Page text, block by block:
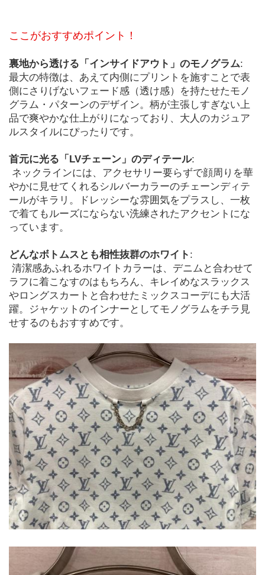
ここがおすすめポイント！
裏地から透ける「インサイドアウト」のモノグラム:
最大の特徴は、あえて内側にプリントを施すことで表
側にさりげないフェード感（透け感）を持たせたモノ
グラム・パターンのデザイン。柄が主張しすぎない上
品で爽やかな仕上がりになっており、大人のカジュア
ルスタイルにぴったりです。
首元に光る「LVチェーン」のディテール:
やかに見せてくれるシルバーカラーのチェーンディテ
ールがキラリ。ドレッシーな雰囲気をプラスし、一枚
で着てもルーズにならない洗練されたアクセントにな
っています。
どんなボトムスとも相性抜群のホワイト :
ラフに着こなすのはもちろん、キレイめなスラックス
やロングスカートと合わせたミックスコーデにも大活
躍。ジャケットのインナーとしてモノグラムをチラ見
せするのもおすすめです。